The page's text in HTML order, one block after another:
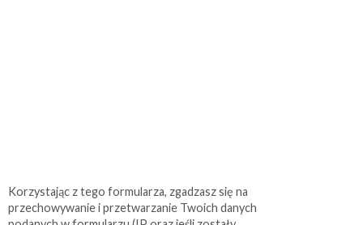
Korzystając z tego formularza, zgadzasz się na
przechowywanie i przetwarzanie Twoich danych